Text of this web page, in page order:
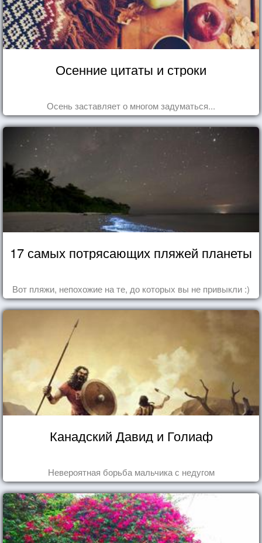
Осенние цитаты и строки
Осень заставляет о многом задуматься...
17 самых потрясающих пляжей планеты
Вот пляжи, непохожие на те, до которых вы не привыкли :)
Канадский Давид и Голиаф
Невероятная борьба мальчика с недугом